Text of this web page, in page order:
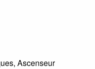
Ascenseur